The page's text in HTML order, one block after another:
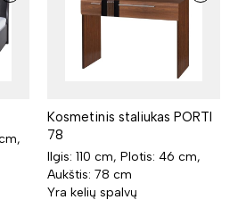
Kosmetinis staliukas PORTI
78
Ilgis: 110 cm, Plotis: 46 cm,
Aukštis: 78 cm
Yra kelių spalvų